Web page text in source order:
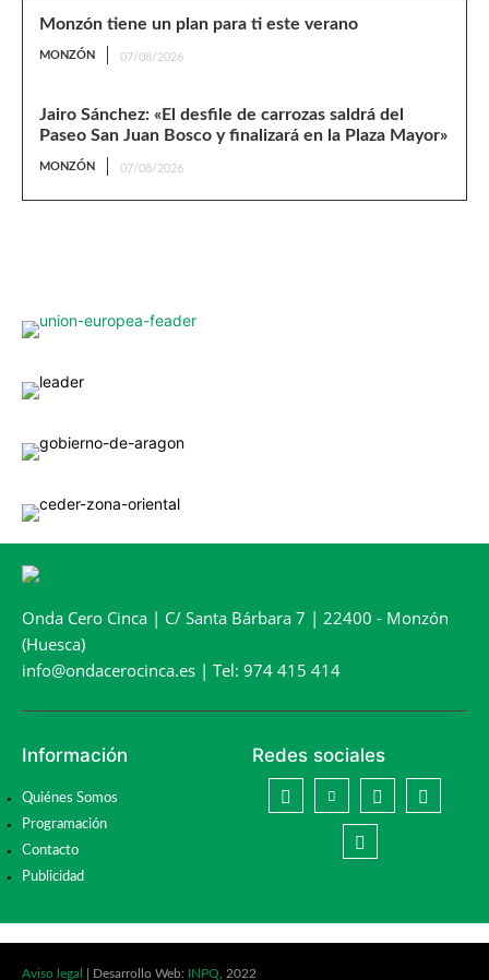
Monzón tiene un plan para ti este verano
MONZÓN 07/08/2026
Jairo Sánchez: «El desfile de carrozas saldrá del
Paseo San Juan Bosco y finalizará en la Plaza Mayor»
MONZÓN 07/08/2026
Onda Cero Cinca | C/ Santa Bárbara 7 | 22400 - Monzón
(Huesca)
info@ondacerocinca.es | Tel: 974 415 414
Información
Quiénes Somos
Programación
Contacto
Publicidad
Redes sociales
Aviso legal | Desarrollo Web: INPQ , 2022